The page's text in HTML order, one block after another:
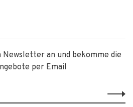
an und bekomme die
per Email